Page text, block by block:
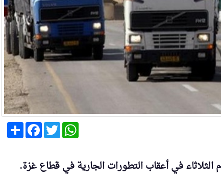
Share FacebookTwitter WhatsApp
الثلاثاء في أعقاب التطورات الجارية في قطاع غزة.